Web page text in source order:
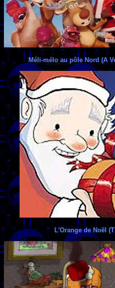
Méli-mélo au pôle Nord (A
L'Orange de Noël